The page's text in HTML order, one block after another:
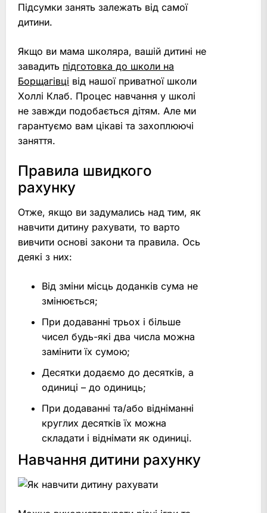
Підсумки занять залежать від самої
дитини.
Якщо ви мама школяра, вашій дитині не
завадить підготовка до школи на
Борщагівці від нашої приватної школи
Холлі Клаб. Процес навчання у школі
не завжди подобається дітям. Але ми
гарантуємо вам цікаві та захоплюючі
заняття.
Правила швидкого
рахунку
Отже, якщо ви задумались над тим, як
навчити дитину рахувати, то варто
вивчити основі закони та правила. Ось
деякі з них:
Від зміни місць доданків сума не
змінюється;
При додаванні трьох і більше
чисел будь-які два числа можна
замінити їх сумою;
Десятки додаємо до десятків, а
одиниці – до одиниць;
При додаванні та/або відніманні
круглих десятків їх можна
складати і віднімати як одиниці.
Навчання дитини рахунку